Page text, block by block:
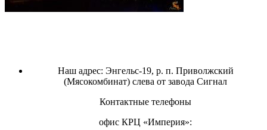
Наш адрес: Энгельс-19, р. п. Приволжский
(Мясокомбинат) слева от завода Сигнал
Контактные телефоны
офис КРЦ «Империя»: